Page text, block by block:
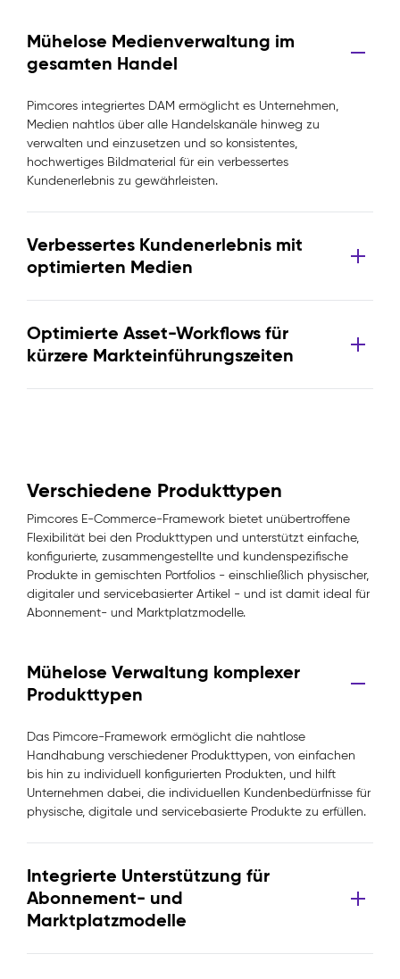
Mühelose Medienverwaltung im
gesamten Handel
Pimcores integriertes DAM ermöglicht es Unternehmen,
Medien nahtlos über alle Handelskanäle hinweg zu
verwalten und einzusetzen und so konsistentes,
hochwertiges Bildmaterial für ein verbessertes
Kundenerlebnis zu gewährleisten.
Verbessertes Kundenerlebnis mit
optimierten Medien
Optimierte Asset-Workflows für
kürzere Markteinführungszeiten
Verschiedene Produkttypen
Pimcores E-Commerce-Framework bietet unübertroffene
Flexibilität bei den Produkttypen und unterstützt einfache,
konfigurierte, zusammengestellte und kundenspezifische
Produkte in gemischten Portfolios - einschließlich physischer,
digitaler und servicebasierter Artikel - und ist damit ideal für
Abonnement- und Marktplatzmodelle.
Mühelose Verwaltung komplexer
Produkttypen
Das Pimcore-Framework ermöglicht die nahtlose
Handhabung verschiedener Produkttypen, von einfachen
bis hin zu individuell konfigurierten Produkten, und hilft
Unternehmen dabei, die individuellen Kundenbedürfnisse für
physische, digitale und servicebasierte Produkte zu erfüllen.
Integrierte Unterstützung für
Abonnement- und
Marktplatzmodelle